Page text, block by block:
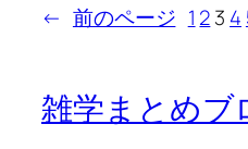
← 前のページ 1 23 4
雑学まとめブ